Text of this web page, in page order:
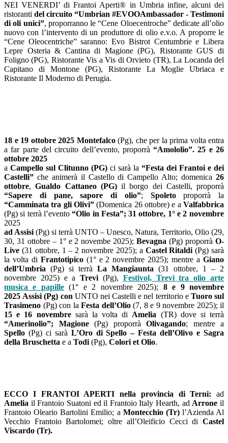
NEI VENERDI’di Frantoi Aperti® in Umbria infine, alcuni dei
ristoranti del circuito “Umbrian #EVOOAmbassador - Testimoni
di oli unici”, proporranno le “Cene Oloecentroche” dedicate all’olio
nuovo con l’intervento di un produttore di olio e.v.o. A proporre le
“Cene Oleocentriche” saranno: Evo Bistrot Centumbrie e Libera
Lepre Osteria & Cantina di Magione (PG), Ristorante GUS di
Foligno (PG), Ristorante Vis a Vis di Orvieto (TR), La Locanda del
Capitano di Montone (PG), Ristorante La Moglie Ubriaca e
Ristorante Il Moderno di Perugia.
18 e 19 ottobre 2025 Montefalco(Pg), che per la prima volta entra
a far parte del circuito dell’evento, proporrà“Amololio”. 25 e 26
ottobre 2025
a Campello sul Clitunno (PG) ci sarà la “Festa dei Frantoi e dei
Castelli” che animerà il Castello di Campello Alto; domenica 26
ottobre,Gualdo Cattaneo (PG)il borgo dei Castelli, proporrà
“Sapere di pane, sapore di olio”; Spoletoproporrà la
“Camminata tra gli Olivi” (Domenica 26 ottobre) e a Valfabbrica
(Pg) si terrà l’evento“Olio in Festa”; 31 ottobre, 1° e 2 novembre
2025
ad Assisi (Pg) si terrà UNTO – Unesco, Natura, Territorio, Olio (29,
30, 31 ottobre – 1° e 2 novembe 2025);Bevagna (Pg) proporrà O-
Live (31 ottobre, 1 – 2 novembre 2025); a Castel Ritaldi (Pg) sarà
la volta di Frantotipico(1° e 2 novembre 2025); mentre aGiano
dell’Umbria (Pg) si terrà La Mangiaunta (31 ottobre, 1 – 2
novembre 2025) e aTrevi (Pg), Festivol, Trevi tra olio arte
musica e papille(1° e 2 novembre 2025); 8 e 9 novembre
2025 Assisi (Pg) con UNTO neiCastelli e nel territorio e Tuoro sul
Trasimeno (Pg) con la Festa dell’Olio (7, 8 e 9 novembre 2025); il
15 e 16 novembresarà la volta di Amelia (TR) dove si terrà
“Amerinolio”;
Magione(Pg) proporrà Olivagando; mentre a
Spello (Pg) ci sarà L’Oro diSpello – Festa dell’Olivo e Sagra
della Bruschetta e a Todi (Pg), Colori et Olio.
ECCO I FRANTOI APERTI nella provincia di Terni: ad
Amelia il Frantoio Suatoni ed il Frantoio Italy Hearth, ad Arroneil
Frantoio Oleario Bartolini Emilio; a Montecchio (Tr) l’Azienda Al
Vecchio Frantoio Bartolomei; oltre all’Oleificio Cecci di Castel
Viscardo (Tr).